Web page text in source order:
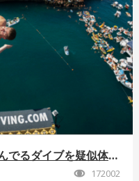
高さ28mからのぶっ飛んでるダイブを疑似体験！
172002